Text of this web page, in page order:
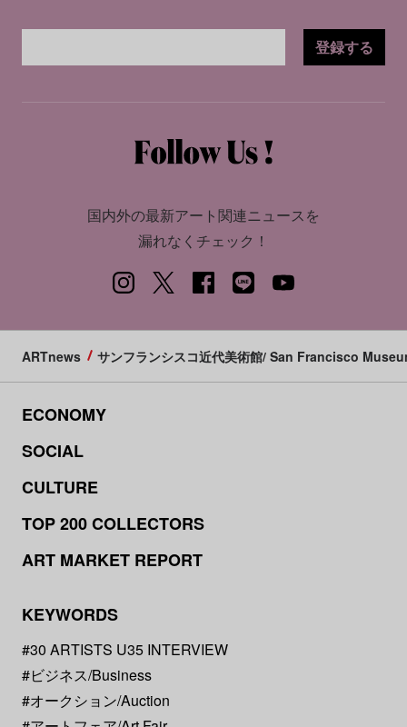
登録する
国内外の最新アート関連ニュースを
漏れなくチェック！
ARTnews サンフランシスコ近代美術館/ San Francisco
ECONOMY
SOCIAL
CULTURE
TOP 200 COLLECTORS
ART MARKET REPORT
KEYWORDS
#30 ARTISTS U35 INTERVIEW
#ビジネス/Business
#オークション/Auction